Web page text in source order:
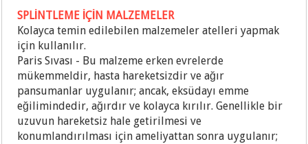
SPLİNTLEME İÇİN MALZEMELER
Kolayca temin edilebilen malzemeler atelleri yapmak
için kullanılır.
Paris Sıvası - Bu malzeme erken evrelerde
mükemmeldir, hasta hareketsizdir ve ağır
pansumanlar uygulanır; ancak, eksüdayı emme
eğilimindedir, ağırdır ve kolayca kırılır. Genellikle bir
uzuvun hareketsiz hale getirilmesi ve
konumlandırılması için ameliyattan sonra uygulanır;